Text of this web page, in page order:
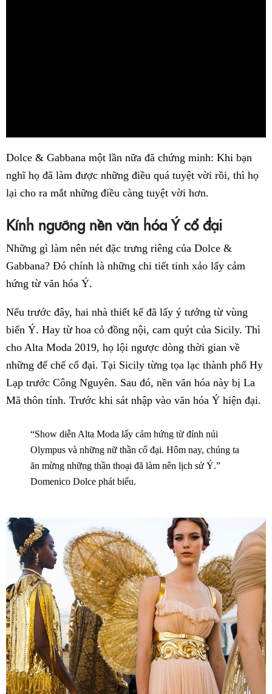
Dolce & Gabbana một lần nữa đã chứng minh: Khi bạn
nghĩ họ đã làm được những điều quá tuyệt vời rồi, thì họ
lại cho ra mắt những điều càng tuyệt vời hơn.
Kính ngưỡng nền văn hóa Ý cổ đại
Những gì làm nên nét đặc trưng riêng của Dolce &
Gabbana? Đó chính là những chi tiết tinh xảo lấy cảm
hứng từ văn hóa Ý.
Nếu trước đây, hai nhà thiết kế đã lấy ý tưởng từ vùng
biển Ý. Hay từ hoa cỏ đồng nội, cam quýt của Sicily. Thì
cho Alta Moda 2019, họ lội ngược dòng thời gian về
những đế chế cổ đại. Tại Sicily từng tọa lạc thành phố Hy
Lạp trước Công Nguyên. Sau đó, nền văn hóa này bị La
Mã thôn tính. Trước khi sát nhập vào văn hóa Ý hiện đại.
“Show diễn Alta Moda lấy cảm hứng từ đỉnh núi
Olympus và những nữ thần cổ đại. Hôm nay, chúng ta
ăn mừng những thần thoại đã làm nên lịch sử Ý.”
Domenico Dolce phát biểu.